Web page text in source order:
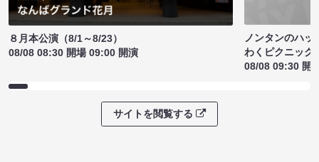
８月本公演（8/1～8/23）
08/08 08:30 開場 09:00 開演
ノンタンのハッ
わくピクニック
08/08 09:30 開
サイトを閲覧する